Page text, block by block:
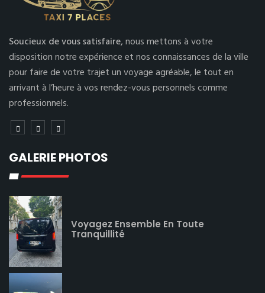
Soucieux de vous satisfaire,nous mettons à votre
disposition notre expérience et nos connaissances de la ville
pour faire de votre trajet un voyage agréable, le tout en
arrivant à l’heure à vos rendez-vous personnels comme
professionnels.
GALERIE PHOTOS
Voyagez Ensemble En Toute
Tranquillité